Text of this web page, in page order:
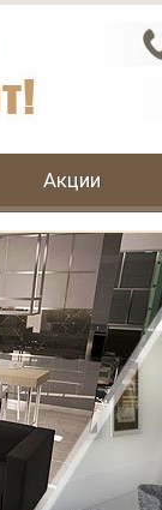
Акции